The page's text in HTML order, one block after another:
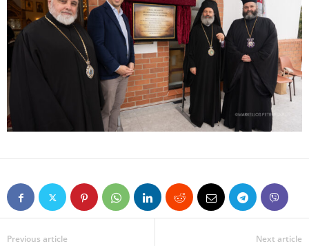
Previous article Next article